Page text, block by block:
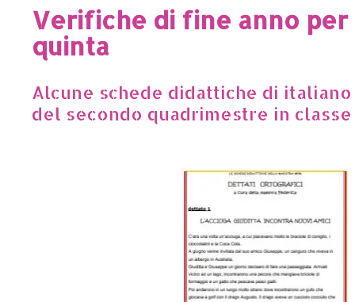
Verifiche di fine anno per
quinta
Alcune schede didattiche di
del secondo quadrimestre in